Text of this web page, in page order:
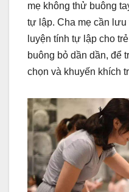
mẹ không thử buông
tự lập. Cha mẹ cần lưu
luyện tính tự lập cho
buông bỏ dần dần, để
chọn và khuyến khích